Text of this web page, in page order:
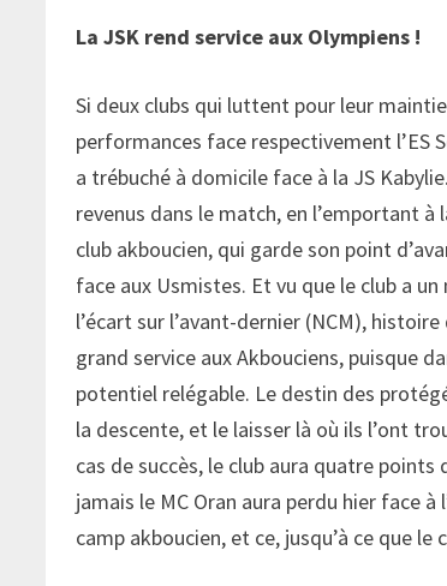
La JSK rend service aux Olympiens !
Si deux clubs qui luttent pour leur
performances face respectivement l’ES
a trébuché à domicile face à la JS
revenus dans le match, en l’emportant
club akboucien, qui garde son point
face aux Usmistes. Et vu que le club a
l’écart sur l’avant-dernier (NCM),
grand service aux Akbouciens, puisque
potentiel relégable. Le destin des
la descente, et le laisser là où ils l’ont
cas de succès, le club aura quatre
jamais le MC Oran aura perdu hier face
camp akboucien, et ce, jusqu’à ce que